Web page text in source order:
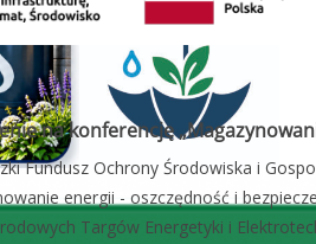
na konferencję
Fundusz Ochrony Środowiska i
energii - oszczędność i
Targów Energetyki i